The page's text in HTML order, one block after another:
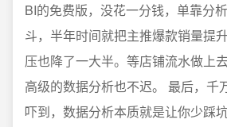
BI的免费版，没花一分钱，单靠分
斗，半年时间就把主推爆款销量提
压也降了一大半。等店铺流水做上
高级的数据分析也不迟。 最后，千
吓到，数据分析本质就是让你少踩